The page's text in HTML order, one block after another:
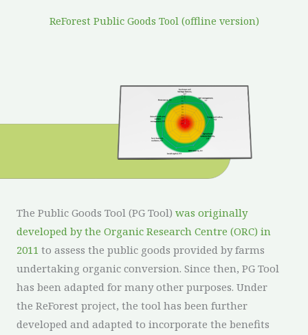
ReForest Public Goods Tool (offline version)
The Public Goods Tool (PG Tool) was originally
developed by the Organic Research Centre (ORC) in
2011 to assess the public goods provided by farms
undertaking organic conversion. Since then, PG Tool
has been adapted for many other purposes. Under
the ReForest project, the tool has been further
developed and adapted to incorporate the benefits